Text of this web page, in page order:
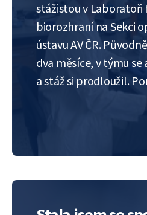
stážistou v Laboratoři
biorozhraní na Sekci
ústavu AV ČR.
dva měsíce, v týmu
a stáž si prodloužil.
ujasnit, že chce
doktorském studiu,
čtyřletý závazek,